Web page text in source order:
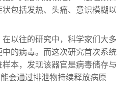
包括发热、头痛、意识模糊以
在以往的研究中，科学家们大多
的病毒。而这次研究首次系统
本，发现该器官是病毒储存与
会通过排泄物持续释放病原